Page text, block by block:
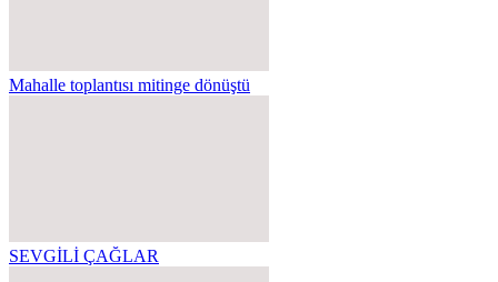
Mahalle toplantısı mitinge dönüştü
SEVGİLİ ÇAĞLAR